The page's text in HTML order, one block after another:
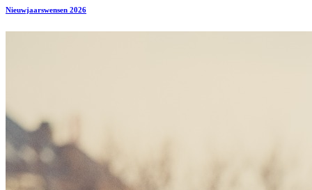
Nieuwjaarswensen 2026